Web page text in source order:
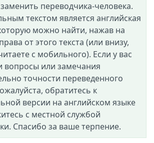
переводчика-человека.
текстом является английская
можно найти, нажав на
от этого текста (или внизу,
с мобильного). Если у вас
вопросы или замечания
точности переведенного
обратитесь к
версии на английском языке
с местной службой
Спасибо за ваше терпение.